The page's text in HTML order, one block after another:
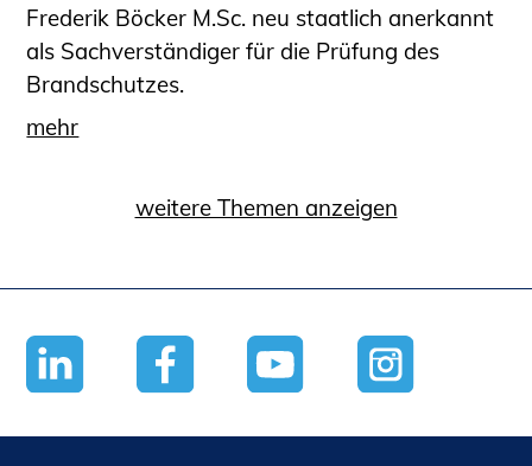
Frederik Böcker M.Sc. neu staatlich anerkannt
als Sachverständiger für die Prüfung des
Brandschutzes.
mehr
weitere Themen anzeigen